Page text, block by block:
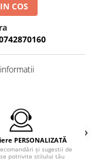
COS
PERSONALIZATĂ
şi sugestii de
potrivite stilului tău